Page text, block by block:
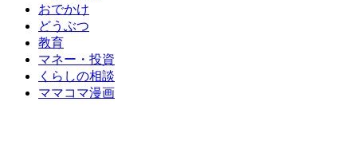
おでかけ
どうぶつ
教育
マネー・投資
くらしの相談
ママコマ漫画